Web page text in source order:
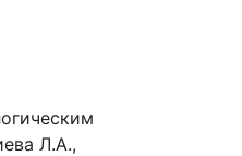
Л.А.,